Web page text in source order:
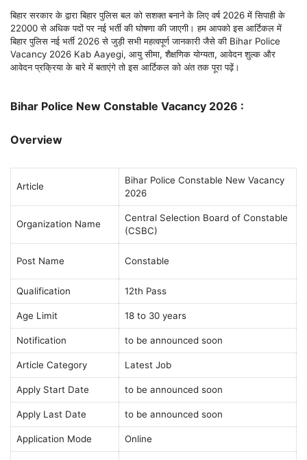
बिहार सरकार के द्वारा बिहार पुलिस बल को सशक्त बनाने के लिए वर्ष 2026 में सिपाही के
22000 से अधिक पदों पर नई भर्ती की घोषणा की जाएगी। हम आपको इस आर्टिकल में
बिहार पुलिस नई भर्ती 2026 से जुड़ी सभी महत्वपूर्ण जानकारी जैसे की Bihar Police
Vacancy 2026 Kab Aayegi, आयु सीमा, शैक्षणिक योग्यता, आवेदन शुल्क और
आवेदन प्रक्रिया के बारे में बताएंगे तो इस आर्टिकल को अंत तक पूरा पढ़ें।
Bihar Police New Constable Vacancy 2026 :
Overview
Article
Bihar Police Constable New Vacancy
2026
Organization Name
Central Selection Board of Constable
(CSBC)
Post Name Constable
Qualification 12th Pass
Age Limit 18 to 30 years
Notification to be announced soon
Article Category Latest Job
Apply Start Date to be announced soon
Apply Last Date to be announced soon
Application Mode Online